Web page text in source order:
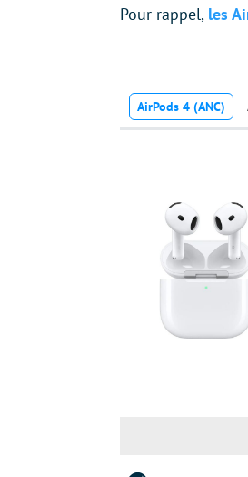
Pour rappel, les
AirPods 4 (ANC)